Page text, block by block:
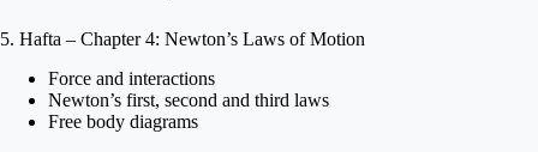
5. Hafta – Chapter 4: Newton’s Laws of Motion
Force and interactions
Newton’s first, second and third laws
Free body diagrams